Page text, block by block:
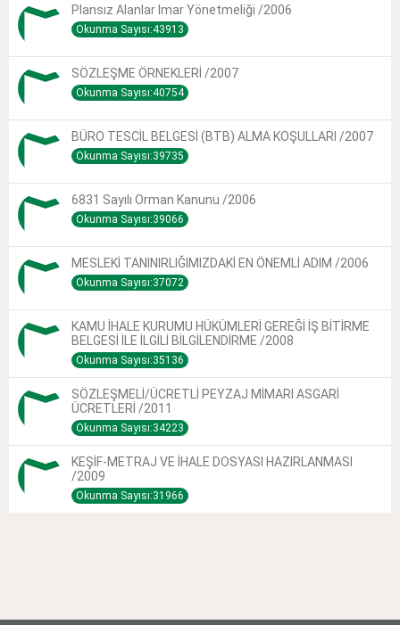
Plansız Alanlar Imar Yönetmeliği /2006
Okunma Sayısı:43913
SÖZLEŞME ÖRNEKLERİ /2007
Okunma Sayısı:40754
BÜRO TESCİL BELGESİ (BTB) ALMA KOŞULLARI /2007
Okunma Sayısı:39735
6831 Sayılı Orman Kanunu /2006
Okunma Sayısı:39066
MESLEKİ TANINIRLIĞIMIZDAKİ EN ÖNEMLİ ADIM /2006
Okunma Sayısı:37072
KAMU İHALE KURUMU HÜKÜMLERİ GEREĞİ İŞ BİTİRME
BELGESİ İLE İLGİLİ BİLGİLENDİRME /2008
Okunma Sayısı:35136
SÖZLEŞMELİ/ÜCRETLİ PEYZAJ MİMARI ASGARİ
ÜCRETLERİ /2011
Okunma Sayısı:34223
KEŞİF-METRAJ VE İHALE DOSYASI HAZIRLANMASI
/2009
Okunma Sayısı:31966